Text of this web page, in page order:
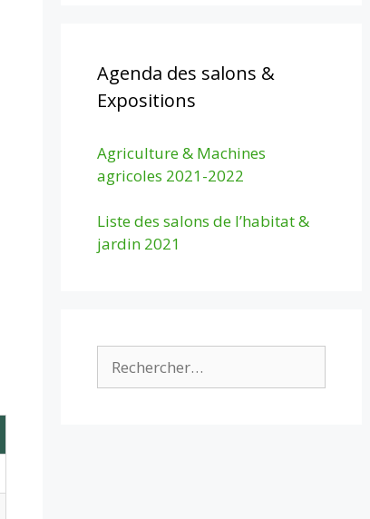
Agenda des salons &
Expositions
Agriculture & Machines
agricoles 2021-2022
Liste des salons de l’habitat &
jardin 2021